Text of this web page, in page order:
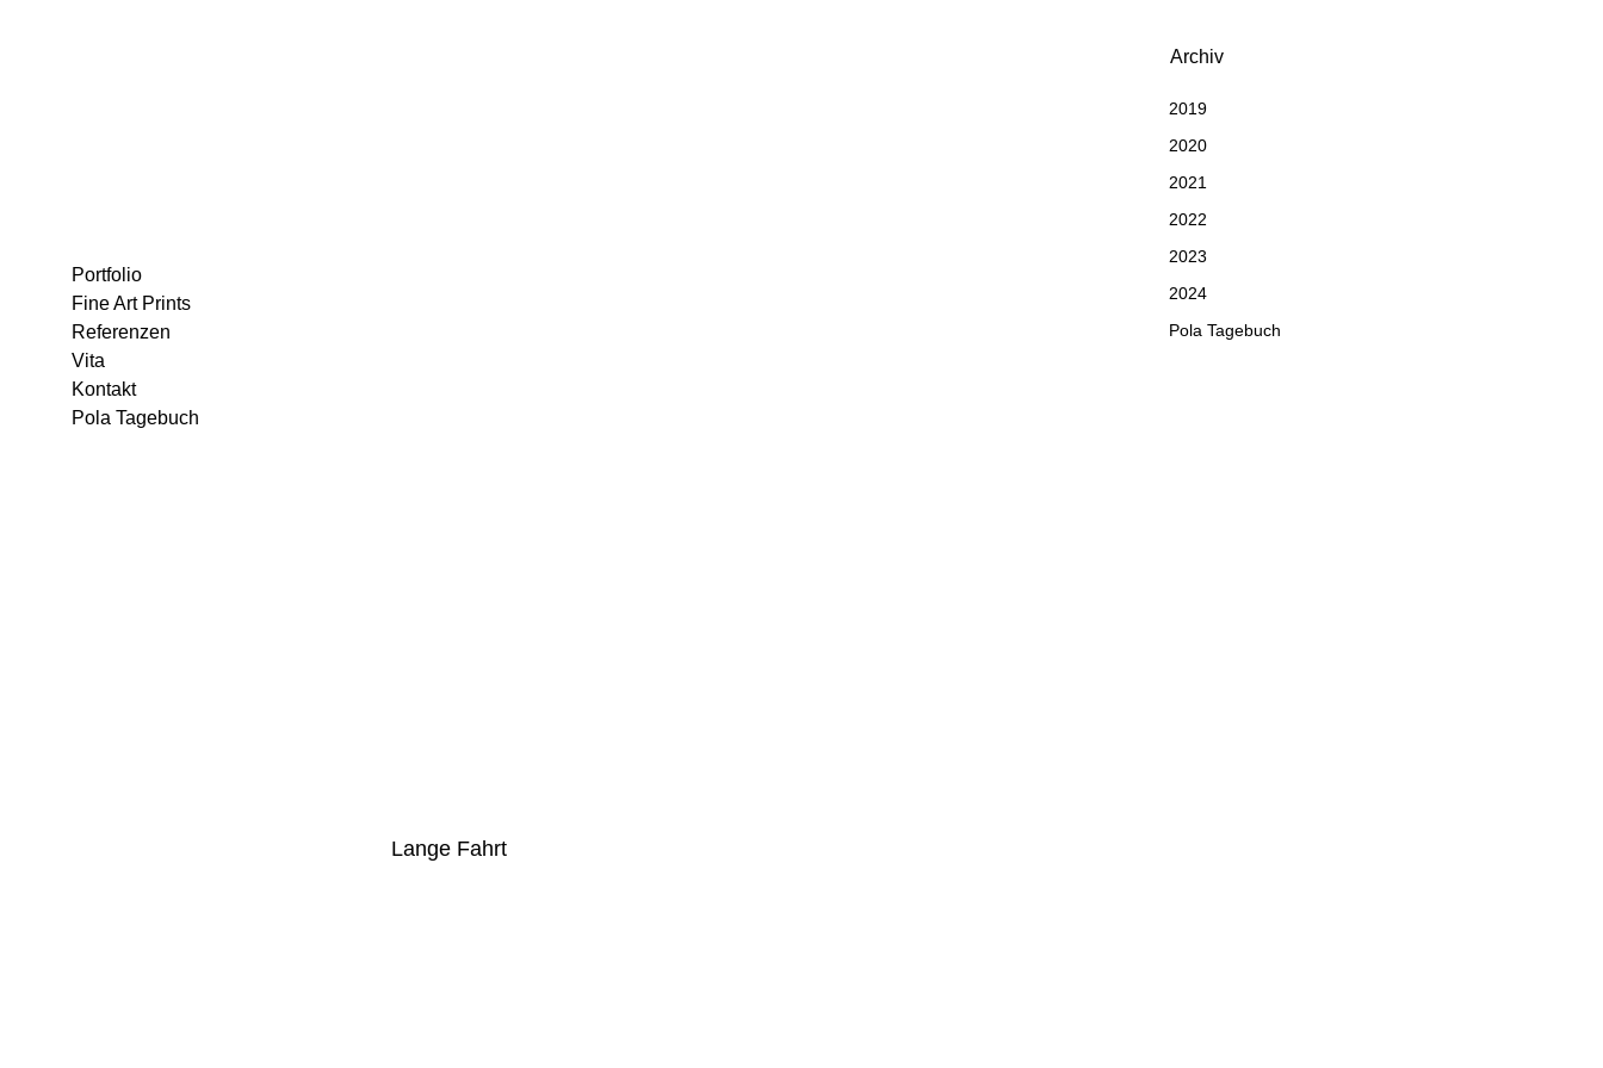
Portfolio
Fine Art Prints
Referenzen
Vita
Kontakt
Pola Tagebuch
Lange Fahrt
Archiv
2019
2020
2021
2022
2023
2024
Pola Tagebuch